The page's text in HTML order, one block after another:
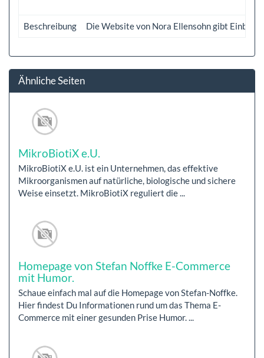
Beschreibung Die Website von Nora Ellensohn gibt
Ähnliche Seiten
MikroBiotiX e.U.
MikroBiotiX e.U. ist ein Unternehmen, das effektive
Mikroorganismen auf natürliche, biologische und sichere
Weise einsetzt. MikroBiotiX reguliert die ...
Homepage von Stefan Noffke E-Commerce
mit Humor.
Schaue einfach mal auf die Homepage von Stefan-Noffke.
Hier findest Du Informationen rund um das Thema E-
Commerce mit einer gesunden Prise Humor. ...